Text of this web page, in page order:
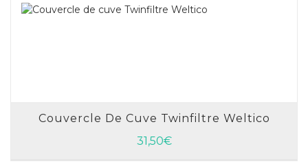
Couvercle De Cuve Twinfiltre Weltico
31,50€
AJOUTER AU PANIER